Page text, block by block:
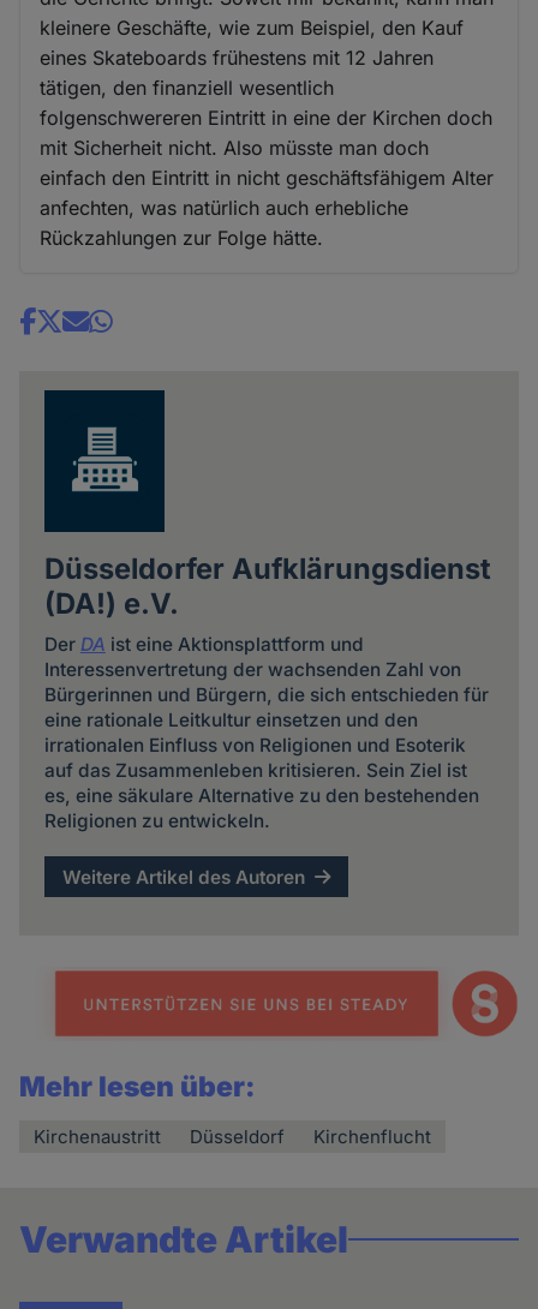
kleinere Geschäfte, wie zum Beispiel, den Kauf
eines Skateboards frühestens mit 12 Jahren
tätigen, den finanziell wesentlich
folgenschwereren Eintritt in eine der Kirchen doch
mit Sicherheit nicht. Also müsste man doch
einfach den Eintritt in nicht geschäftsfähigem Alter
anfechten, was natürlich auch erhebliche
Rückzahlungen zur Folge hätte.
Share
Düsseldorfer Aufklärungsdienst
(DA!) e.V.
Der DA ist eine Aktionsplattform und
Interessenvertretung der wachsenden Zahl von
Bürgerinnen und Bürgern, die sich entschieden für
eine rationale Leitkultur einsetzen und den
irrationalen Einfluss von Religionen und Esoterik
auf das Zusammenleben kritisieren. Sein Ziel ist
es, eine säkulare Alternative zu den bestehenden
Religionen zu entwickeln.
Weitere Artikel des Autoren
Mehr lesen über:
Kirchenaustritt Düsseldorf Kirchenflucht
Verwandte Artikel